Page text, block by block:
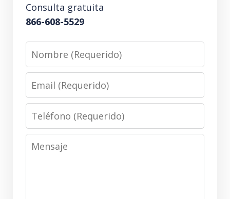
Consulta gratuita
866-608-5529
Nombre
(Requerido)
Email
(Requerido)
Teléfono
(Requerido)
Mensaje